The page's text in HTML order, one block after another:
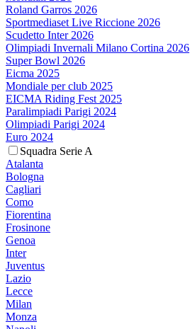
Roland Garros 2026
Sportmediaset Live Riccione 2026
Scudetto Inter 2026
Olimpiadi Invernali Milano Cortina 2026
Super Bowl 2026
Eicma 2025
Mondiale per club 2025
EICMA Riding Fest 2025
Paralimpiadi Parigi 2024
Olimpiadi Parigi 2024
Euro 2024
Squadra Serie A
Atalanta
Bologna
Cagliari
Como
Fiorentina
Frosinone
Genoa
Inter
Juventus
Lazio
Lecce
Milan
Monza